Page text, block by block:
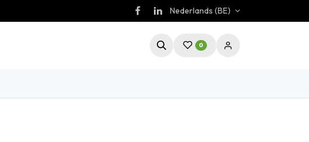
Nederlands (BE)
0